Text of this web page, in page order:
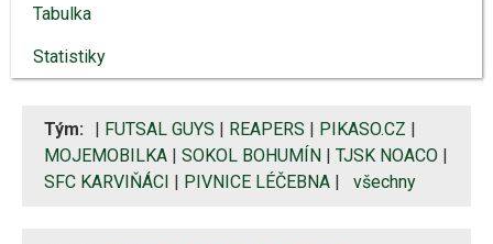
Tabulka
Statistiky
Tým: FUTSAL GUYS REAPERS PIKASO.CZ
MOJEMOBILKA
SOKOL BOHUMÍN TJSK NOACO
SFC KARVIŇÁCI
PIVNICE LÉČEBNA všechny